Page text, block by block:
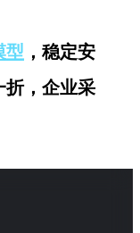
型 ，稳定安
折，企业采